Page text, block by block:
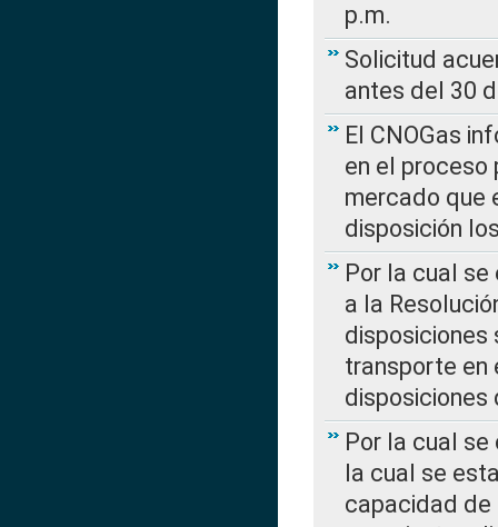
p.m.
Solicitud
antes del 30
El CNOGas
en el
mercado que
disposición
Por la cual se
a la
disposiciones
transporte en
disposiciones
Por la cual se
la cual se
capacidad de